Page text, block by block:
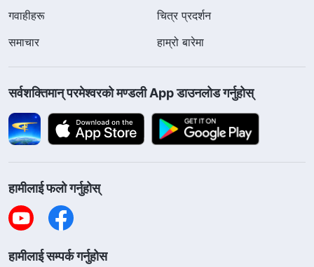
गवाहीहरू
चित्र प्रदर्शन
समाचार
हाम्रो बारेमा
सर्वशक्तिमान्‌ परमेश्‍वरको मण्डली App डाउनलोड गर्नुहोस्
हामीलाई फलो गर्नुहोस्
हामीलाई सम्पर्क गर्नुहोस